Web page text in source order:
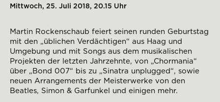
Mittwoch, 25. Juli 2018, 20.15 Uhr
Martin Rockenschaub feiert seinen runden Geburtstag
mit den „üblichen Verdächtigen“ aus Haag und
Umgebung und mit Songs aus dem musikalischen
Projekten der letzten Jahrzehnte, von „Chormania“
über „Bond 007“ bis zu „Sinatra unplugged“, sowie
neuen Arrangements der Meisterwerke von den
Beatles, Simon & Garfunkel und einigen mehr.